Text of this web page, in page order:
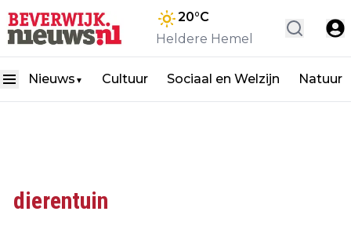
20°C
Heldere Hemel
Nieuws ▼ Cultuur Sociaal en Welzijn Natuur
dierentuin